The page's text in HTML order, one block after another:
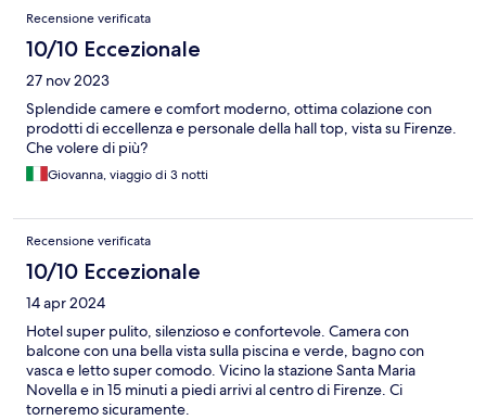
Recensione verificata
10/10 Eccezionale
27 nov 2023
Splendide camere e comfort moderno, ottima colazione con
prodotti di eccellenza e personale della hall top, vista su Firenze.
Che volere di più?
Giovanna, viaggio di 3 notti
Recensione verificata
10/10 Eccezionale
14 apr 2024
Hotel super pulito, silenzioso e confortevole. Camera con
balcone con una bella vista sulla piscina e verde, bagno con
vasca e letto super comodo. Vicino la stazione Santa Maria
Novella e in 15 minuti a piedi arrivi al centro di Firenze. Ci
torneremo sicuramente.